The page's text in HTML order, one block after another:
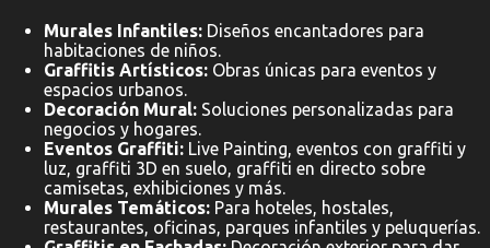
Murales Infantiles: Diseños encantadores para
habitaciones de niños.
Graffitis Artísticos: Obras únicas para eventos y
espacios urbanos.
Decoración Mural: Soluciones personalizadas para
negocios y hogares.
Eventos Graffiti: Live Painting, eventos con graffiti y
luz, graffiti 3D en suelo, graffiti en directo sobre
camisetas, exhibiciones y más.
Murales Temáticos: Para hoteles, hostales,
restaurantes, oficinas, parques infantiles y peluquerías.